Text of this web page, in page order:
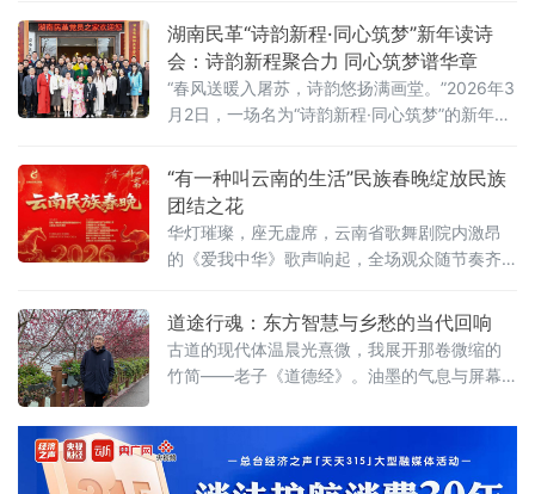
口岸的奋斗荣光、开放情怀、创新活力与实干
担当，为全市人民和中外游客献上一场震撼人
心的视觉盛宴，也是绥芬河在构筑我国向北开
放新高地中先行示范的生动礼赞。
湖南民革“诗韵新程·同心筑梦”新年读诗
会：诗韵新程聚合力 同心筑梦谱华章
“春风送暖入屠苏，诗韵悠扬满画堂。”2026年3
月2日，一场名为“诗韵新程·同心筑梦”的新年读
春风，吹拂着每一位参与者的心灵。本次活动
由民革湖南省委会青委会与民革湖南省委会机
关新民读书社共同精心承办，民革省委会专职
副主委范泽容与民革省委会机关新民读书社全
体成员、省委会机关干部以及来自省直、长
仄
“有一种叫云南的生活”民族春晚绽放民族
团结之花
华灯璀璨，座无虚席，云南省歌舞剧院内激昂
的《爱我中华》歌声响起，全场观众随节奏齐
化盛宴的帷幕正式拉开。
道途行魂：东方智慧与乡愁的当代回响
古道的现代体温晨光熹微，我展开那卷微缩的
竹简——老子《道德经》。油墨的气息与屏幕
前。我不禁思索：这部诞生于两千多年前烽火
与动荡中的典籍，那套玄远的“四维世界”构想，
在信息奔涌、步履匆匆的今天，究竟何为？它